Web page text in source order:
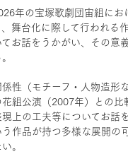
年の宝塚歌劇団宙組にお
舞台化に際して行われる
お話をうかがい、その意
性（モチーフ・人物造形
組公演（2007年）との比
上の工夫等についてお話
う作品が持つ多様な展開の
。